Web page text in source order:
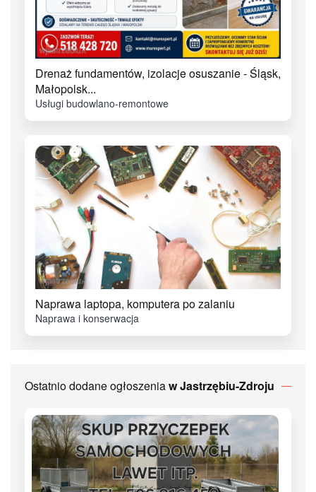
Drenaż fundamentów, izolacje osuszanie - Śląsk,
Małopolsk...
Usługi budowlano-remontowe
Naprawa laptopa, komputera po zalaniu
Naprawa i konserwacja
Ostatnio dodane ogłoszeniaw Jastrzębiu-Zdroju